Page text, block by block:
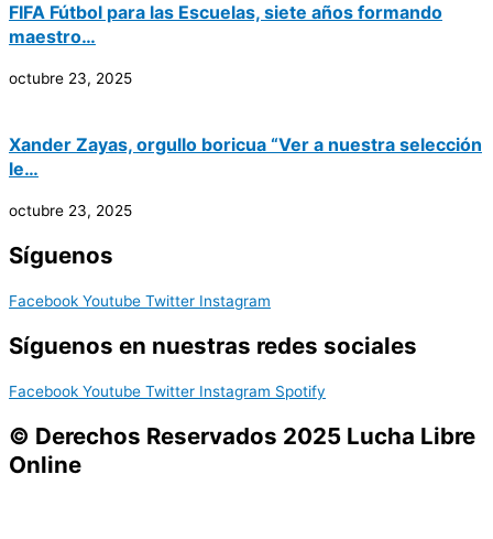
FIFA Fútbol para las Escuelas, siete años formando
maestro…
octubre 23, 2025
Xander Zayas, orgullo boricua “Ver a nuestra selección
le…
octubre 23, 2025
Síguenos
Facebook Youtube Twitter Instagram
Síguenos en nuestras redes sociales
Facebook Youtube Twitter Instagram Spotify
© Derechos Reservados 2025 Lucha Libre
Online